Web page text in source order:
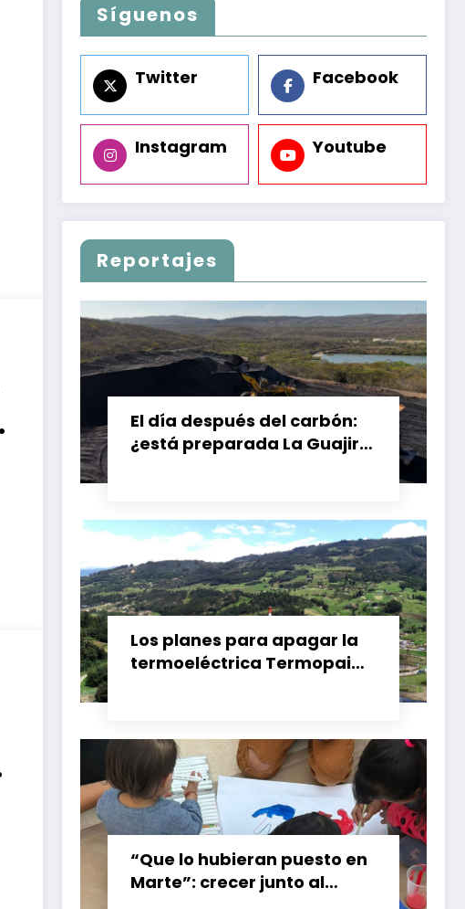
Síguenos
Twitter Facebook
Instagram Youtube
Reportajes
El día después del carbón:
¿está preparada La Guajira
Los planes para apagar la
termoeléctrica Termopaipa
“Que lo hubieran puesto en
Marte”: crecer junto al